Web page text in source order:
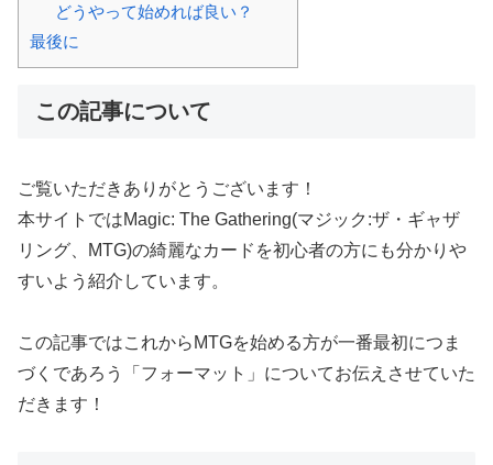
どうやって始めれば良い？
最後に
この記事について
ご覧いただきありがとうございます！
本サイトではMagic: The Gathering(マジック:ザ・ギャザ
リング、MTG)の綺麗なカードを初心者の方にも分かりや
すいよう紹介しています。
この記事ではこれからMTGを始める方が一番最初につま
づくであろう「フォーマット」についてお伝えさせていた
だきます！